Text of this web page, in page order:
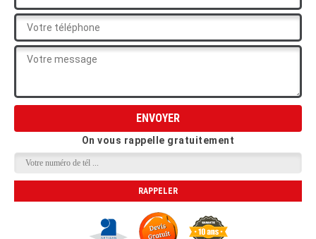
On vous rappelle gratuitement